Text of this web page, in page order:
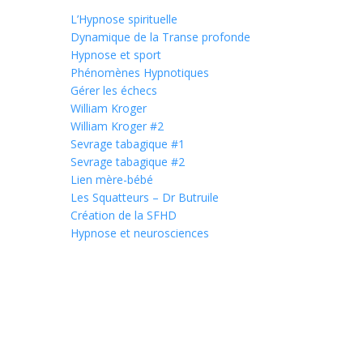
L’Hypnose spirituelle
Dynamique de la Transe profonde
Hypnose et sport
Phénomènes Hypnotiques
Gérer les échecs
William Kroger
William Kroger #2
Sevrage tabagique #1
Sevrage tabagique #2
Lien mère-bébé
Les Squatteurs – Dr Butruile
Création de la SFHD
Hypnose et neurosciences